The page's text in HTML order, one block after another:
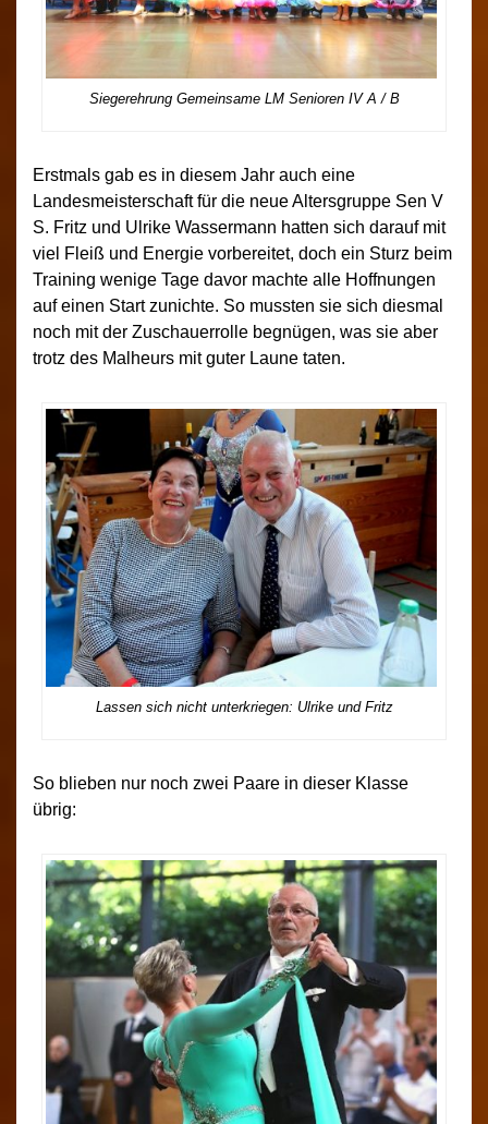
Siegerehrung Gemeinsame LM Senioren IV A / B
Erstmals gab es in diesem Jahr auch eine
Landesmeisterschaft für die neue Altersgruppe Sen V
S. Fritz und Ulrike Wassermann hatten sich darauf mit
viel Fleiß und Energie vorbereitet, doch ein Sturz beim
Training wenige Tage davor machte alle Hoffnungen
auf einen Start zunichte. So mussten sie sich diesmal
noch mit der Zuschauerrolle begnügen, was sie aber
trotz des Malheurs mit guter Laune taten.
Lassen sich nicht unterkriegen: Ulrike und Fritz
So blieben nur noch zwei Paare in dieser Klasse
übrig: